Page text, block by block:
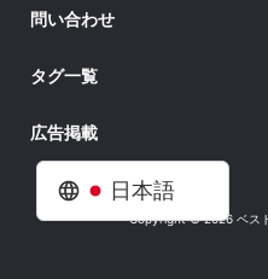
日本語
問い合わせ
タグ一覧
広告掲載
Copyright © 2026 ベス